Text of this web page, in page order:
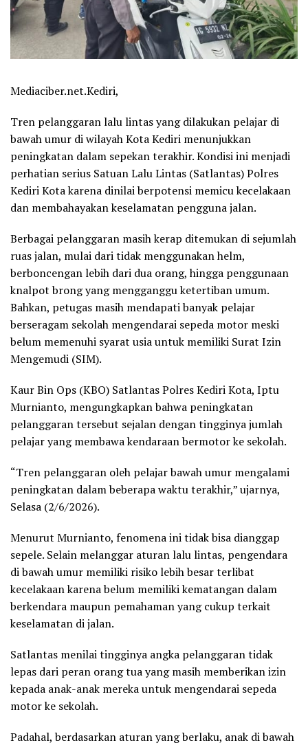
Mediaciber.net.Kediri,
Tren pelanggaran lalu lintas yang dilakukan pelajar di
bawah umur di wilayah Kota Kediri menunjukkan
peningkatan dalam sepekan terakhir. Kondisi ini menjadi
perhatian serius Satuan Lalu Lintas (Satlantas) Polres
Kediri Kota karena dinilai berpotensi memicu kecelakaan
dan membahayakan keselamatan pengguna jalan.
Berbagai pelanggaran masih kerap ditemukan di sejumlah
ruas jalan, mulai dari tidak menggunakan helm,
berboncengan lebih dari dua orang, hingga penggunaan
knalpot brong yang mengganggu ketertiban umum.
Bahkan, petugas masih mendapati banyak pelajar
berseragam sekolah mengendarai sepeda motor meski
belum memenuhi syarat usia untuk memiliki Surat Izin
Mengemudi (SIM).
Kaur Bin Ops (KBO) Satlantas Polres Kediri Kota, Iptu
Murnianto, mengungkapkan bahwa peningkatan
pelanggaran tersebut sejalan dengan tingginya jumlah
pelajar yang membawa kendaraan bermotor ke sekolah.
“Tren pelanggaran oleh pelajar bawah umur mengalami
peningkatan dalam beberapa waktu terakhir,” ujarnya,
Selasa (2/6/2026).
Menurut Murnianto, fenomena ini tidak bisa dianggap
sepele. Selain melanggar aturan lalu lintas, pengendara
di bawah umur memiliki risiko lebih besar terlibat
kecelakaan karena belum memiliki kematangan dalam
berkendara maupun pemahaman yang cukup terkait
keselamatan di jalan.
Satlantas menilai tingginya angka pelanggaran tidak
lepas dari peran orang tua yang masih memberikan izin
kepada anak-anak mereka untuk mengendarai sepeda
motor ke sekolah.
Padahal, berdasarkan aturan yang berlaku, anak di bawah